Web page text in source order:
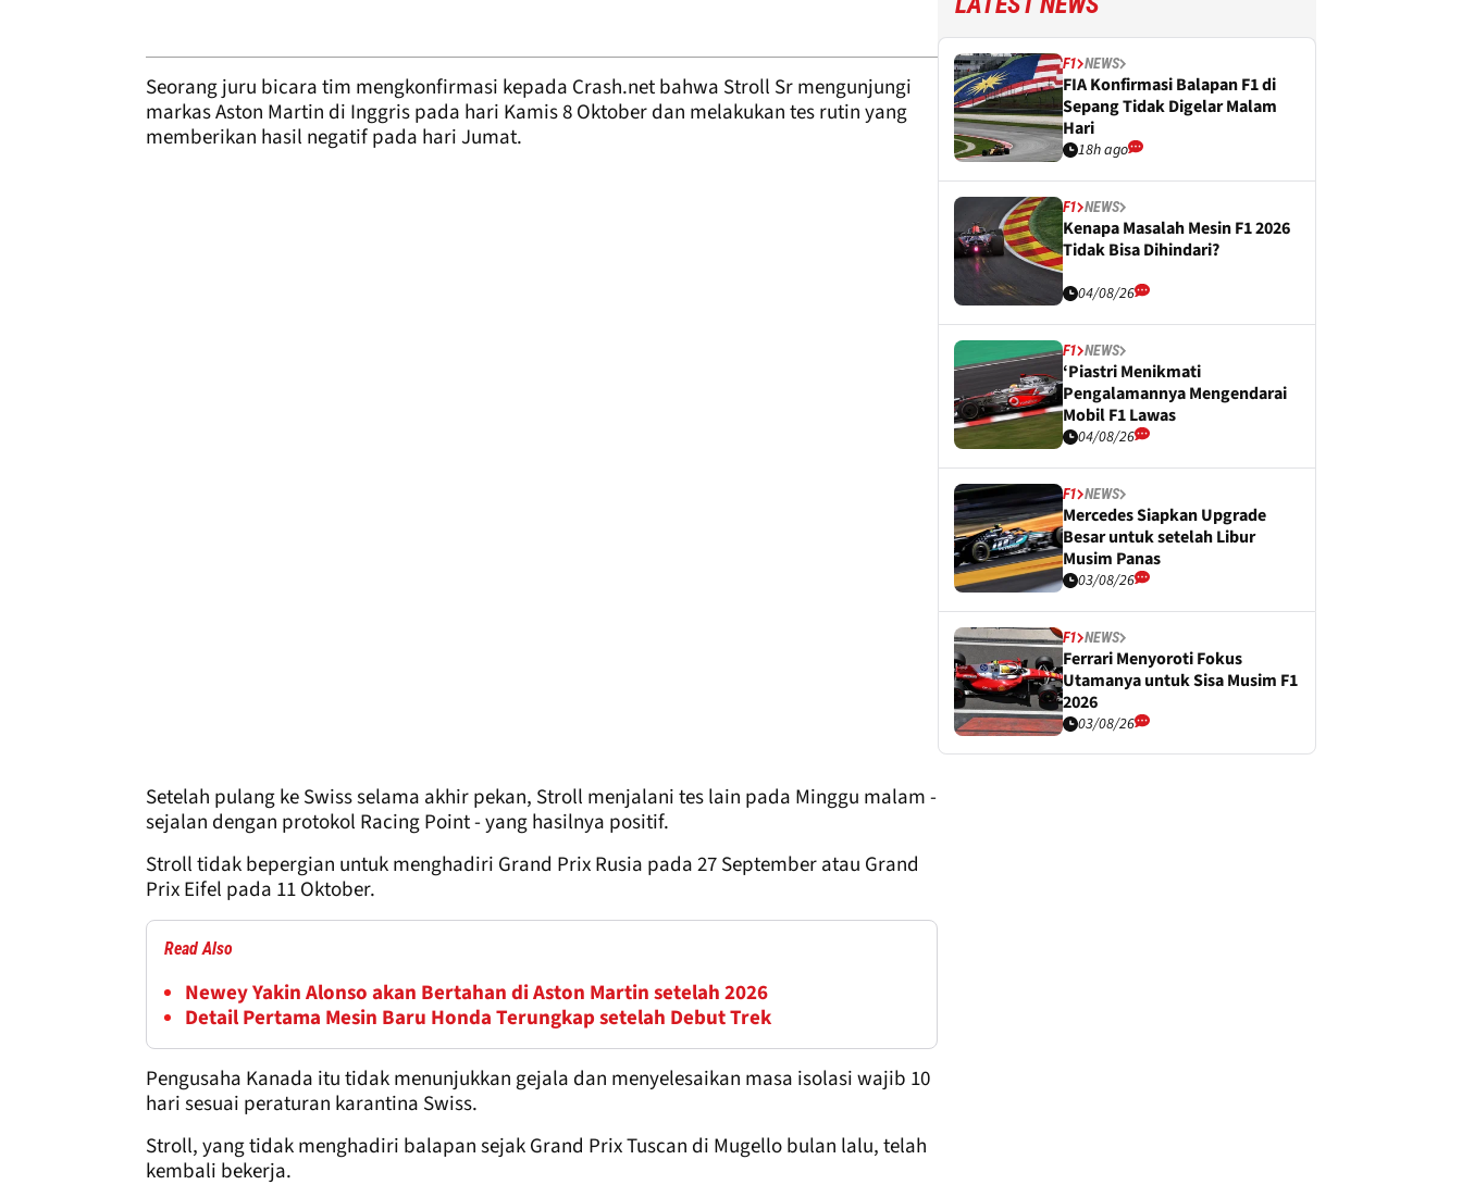
Seorang juru bicara tim mengkonfirmasi kepada Crash.net bahwa Stroll Sr mengunjungi
markas Aston Martin di Inggris pada hari Kamis 8 Oktober dan melakukan tes rutin yang
memberikan hasil negatif pada hari Jumat.
Setelah pulang ke Swiss selama akhir pekan, Stroll menjalani tes lain pada Minggu malam -
sejalan dengan protokol Racing Point - yang hasilnya positif.
Stroll tidak bepergian untuk menghadiri Grand Prix Rusia pada 27 September atau Grand
Prix Eifel pada 11 Oktober.
Read Also
Newey Yakin Alonso akan Bertahan di Aston Martin setelah 2026
Detail Pertama Mesin Baru Honda Terungkap setelah Debut Trek
Pengusaha Kanada itu tidak menunjukkan gejala dan menyelesaikan masa isolasi wajib 10
hari sesuai peraturan karantina Swiss.
Stroll, yang tidak menghadiri balapan sejak Grand Prix Tuscan di Mugello bulan lalu, telah
kembali bekerja.
F1 NEWS
FIA Konfirmasi Balapan F1 di
Sepang Tidak Digelar Malam
Hari
18h ago
F1 NEWS
Kenapa Masalah Mesin F1 2026
Tidak Bisa Dihindari?
04/08/26
F1 NEWS
‘Piastri Menikmati
Pengalamannya Mengendarai
Mobil F1 Lawas
04/08/26
F1 NEWS
Mercedes Siapkan Upgrade
Besar untuk setelah Libur
Musim Panas
03/08/26
F1 NEWS
Ferrari Menyoroti Fokus
Utamanya untuk Sisa Musim F1
2026
03/08/26